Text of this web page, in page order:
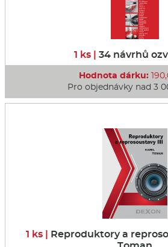
1 ks | 34 návrhů
Hodnota dárku:
Pro objednávky nad 3
1 ks | Reproduktory a